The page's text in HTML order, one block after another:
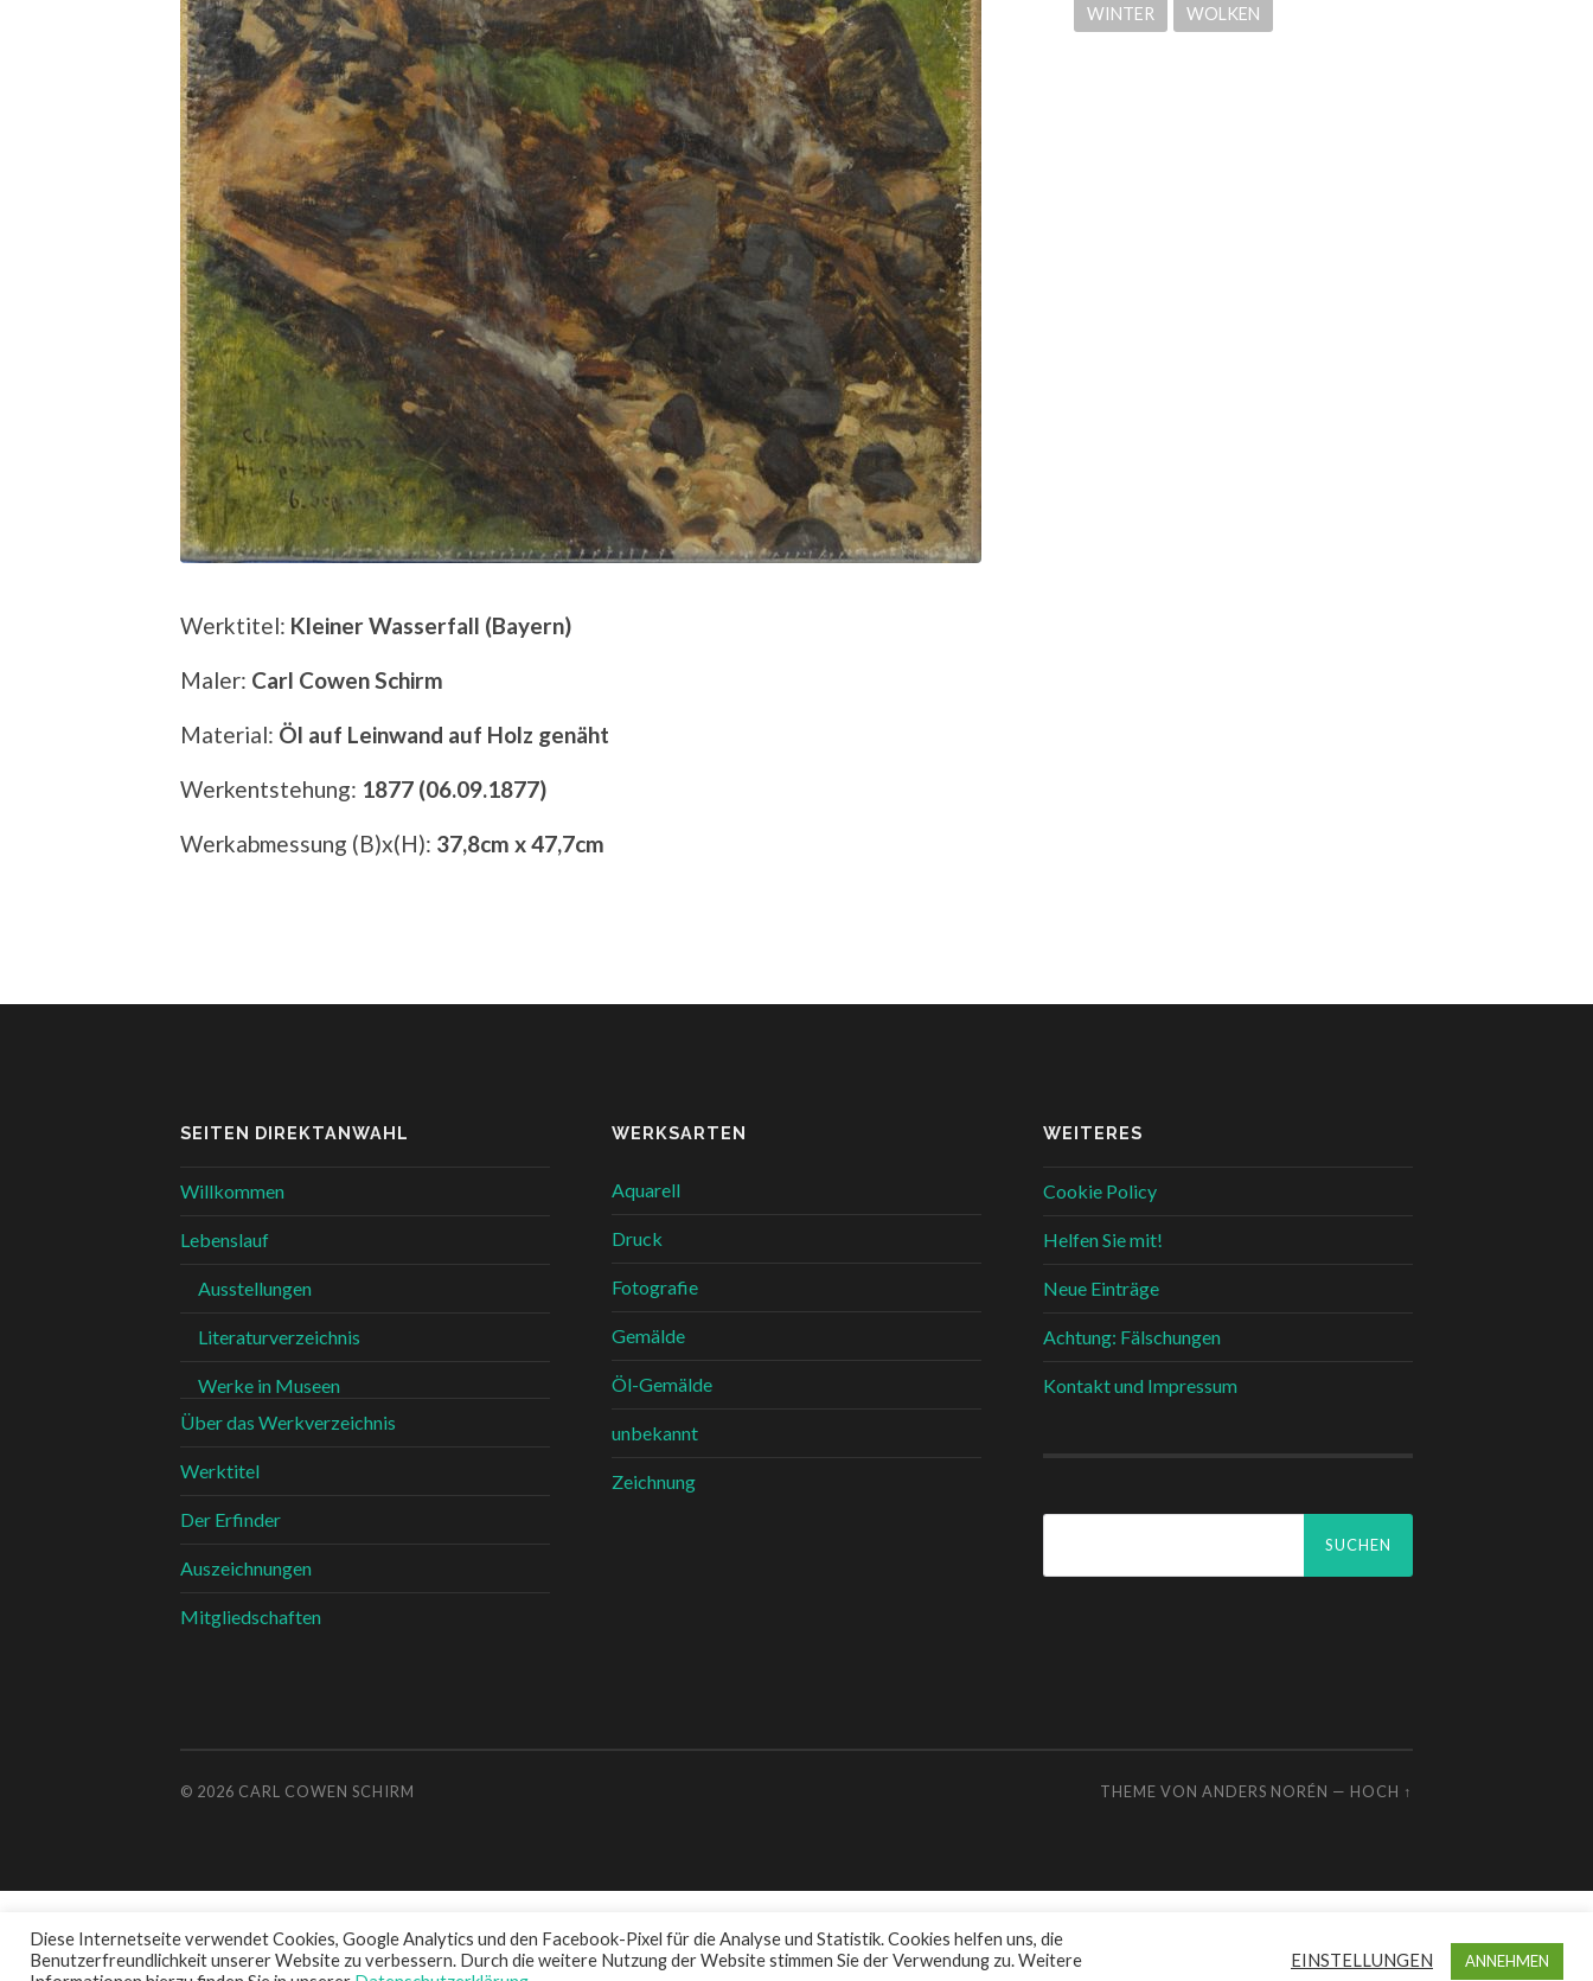
Werktitel: Kleiner Wasserfall (Bayern)
Maler: Carl Cowen Schirm
Material: Öl auf Leinwand auf Holz genäht
Werkentstehung: 1877 (06.09.1877)
Werkabmessung (B)x(H): 37,8cm x 47,7cm
WINTER WOLKEN
SEITEN DIREKTANWAHL
Willkommen
Lebenslauf
Ausstellungen
Literaturverzeichnis
Werke in Museen
Über das Werkverzeichnis
Werktitel
Der Erfinder
Auszeichnungen
Mitgliedschaften
WERKSARTEN
Aquarell
Druck
Fotografie
Gemälde
Öl-Gemälde
unbekannt
Zeichnung
WEITERES
Cookie Policy
Helfen Sie mit!
Neue Einträge
Achtung: Fälschungen
Kontakt und Impressum
© 2026 CARL COWEN SCHIRM THEME VON ANDERS NORÉN — HOCH ↑
Diese Internetseite verwendet Cookies, Google Analytics und den Facebook-Pixel für die Analyse und Statistik. Cookies helfen uns, die
Benutzerfreundlichkeit unserer Website zu verbessern. Durch die weitere Nutzung der Website stimmen Sie der Verwendung zu. Weitere
EINSTELLUNGEN ANNEHMEN